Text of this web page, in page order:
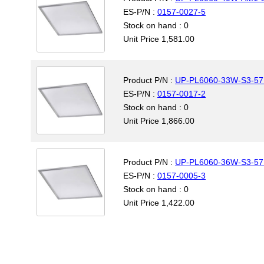
ES-P/N : 0157-0027-5
Stock on hand : 0
Unit Price 1,581.00
Product P/N : UP-PL6060-33W-S3-
ES-P/N : 0157-0017-2
Stock on hand : 0
Unit Price 1,866.00
Product P/N : UP-PL6060-36W-S3-
ES-P/N : 0157-0005-3
Stock on hand : 0
Unit Price 1,422.00